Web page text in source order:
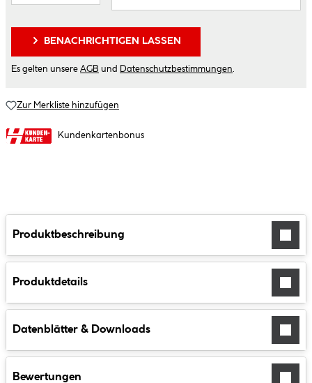
BENACHRICHTIGEN LASSEN
Es gelten unsere AGB und Datenschutzbestimmungen
Zur Merkliste hinzufügen
Kundenkartenbonus
Produktbeschreibung
Produktdetails
Datenblätter & Downloads
Bewertungen